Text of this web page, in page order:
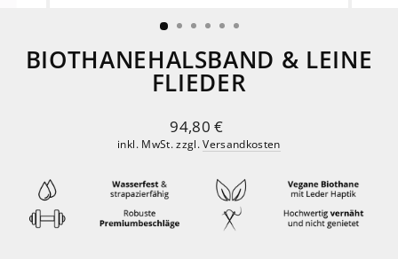
BIOTHANEHALSBAND & LEINE
FLIEDER
Normaler
Preis
94,80 €
inkl. MwSt. zzgl.Versandkosten